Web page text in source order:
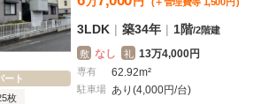
ート
枚
3LDK | 築34年 | 1階/2階建
敷 なし 礼 13万4,000円
専有 62.92m²
駐車場 あり(4,000円/台)